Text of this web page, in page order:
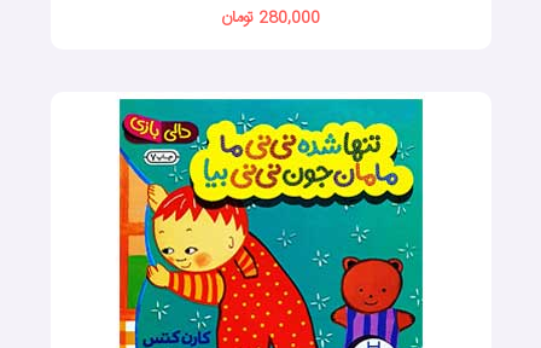
280,000 تومان